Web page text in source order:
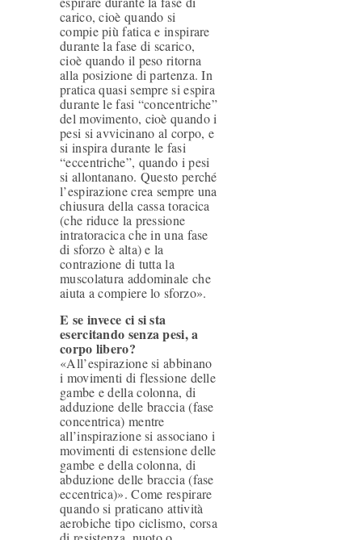
carico, cioè quando si
compie più fatica e inspirare
durante la fase di scarico,
cioè quando il peso ritorna
alla posizione di partenza. In
pratica quasi sempre si espira
durante le fasi “concentriche”
del movimento, cioè quando i
pesi si avvicinano al corpo, e
si inspira durante le fasi
“eccentriche”, quando i pesi
si allontanano. Questo perché
l’espirazione crea sempre una
chiusura della cassa toracica
(che riduce la pressione
intratoracica che in una fase
di sforzo è alta) e la
contrazione di tutta la
muscolatura addominale che
aiuta a compiere lo sforzo».
E se invece ci si sta
esercitando senza pesi, a
corpo libero?
«All’espirazione si abbinano
i movimenti di flessione delle
gambe e della colonna, di
adduzione delle braccia (fase
concentrica) mentre
all’inspirazione si associano i
movimenti di estensione delle
gambe e della colonna, di
abduzione delle braccia (fase
eccentrica)». Come respirare
quando si praticano attività
aerobiche tipo ciclismo, corsa